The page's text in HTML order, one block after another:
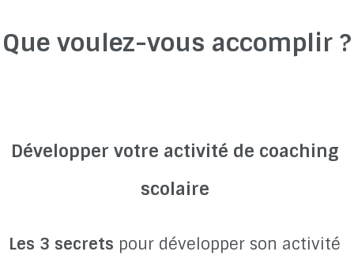
Que voulez-vous accomplir ?
Développer votre activité de coaching
scolaire
Les 3 secrets pour développer son activité